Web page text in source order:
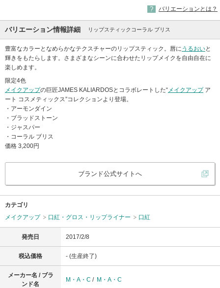
バリエーションとは？
バリエーション情報詳細 リップスティックコーラル ブリス
豊富なカラーとなめらかなテクスチャーのリップスティック。唇に うるおいと
輝きをもたらします。さまざまなシーンに合わせたリップメイクを自由自在に
楽しめます。
限定4色
メイクアップの巨匠JAMES KALIARDOSとコラボレートした“メイクアップア
ート コスメティックス”コレクションより登場。
・アーモンダイン
・ブラッドストーン
・ジャスパー
・コーラル ブリス
価格 3,200円
ブランド公式サイトへ
カテゴリ
メイクアップ
口紅・グロス・リップライナー 口紅
発売日 2017/2/8
税込価格 - (生産終了)
メーカー名 / ブラ
ンド名
M・A・C / M・A・C